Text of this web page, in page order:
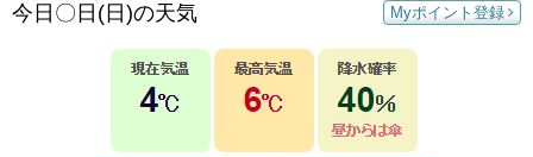
Myポイント登録
今日〇日(日)の天気